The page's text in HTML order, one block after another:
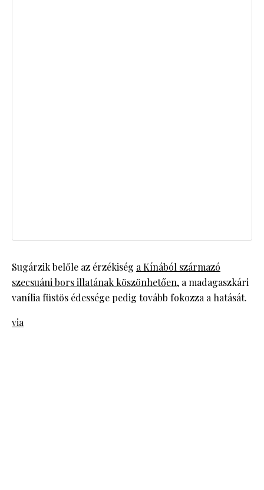
Sugárzik belőle az érzékiség a Kínából származó
szecsuáni bors illatának köszönhetően, a madagaszkári
vanília füstös édessége pedig tovább fokozza a hatását.
via